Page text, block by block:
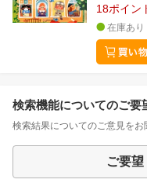
18ポイン
在庫あり
検索機能についてのご要
検索結果についてのご意見をお
ご要